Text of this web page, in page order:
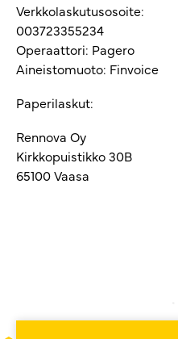
Verkkolaskutusosoite:
003723355234
Operaattori: Pagero
Aineistomuoto: Finvoice
Paperilaskut:
Rennova Oy
Kirkkopuistikko 30B
65100 Vaasa